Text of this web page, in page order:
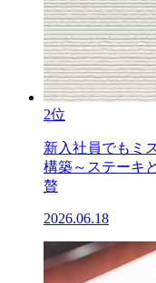
2位
新入社員でもミ
構築～ステーキ
贅
2026.06.18